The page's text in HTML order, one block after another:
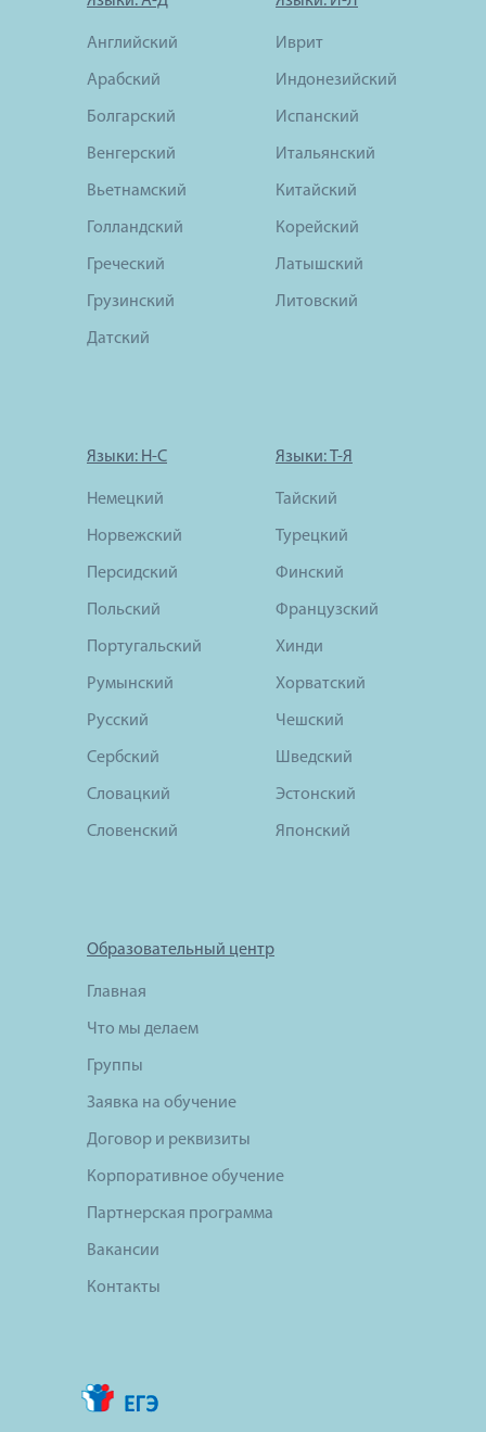
Английский
Арабский
Болгарский
Венгерский
Вьетнамский
Голландский
Греческий
Грузинский
Датский
Иврит
Индонезийский
Испанский
Итальянский
Китайский
Корейский
Латышский
Литовский
Языки: Н-С
Немецкий
Норвежский
Персидский
Польский
Португальский
Румынский
Русский
Сербский
Словацкий
Словенский
Языки: Т-Я
Тайский
Турецкий
Финский
Французский
Хинди
Хорватский
Чешский
Шведский
Эстонский
Японский
Образовательный центр
Главная
Что мы делаем
Группы
Заявка на обучение
Договор и реквизиты
Корпоративное обучение
Партнерская программа
Вакансии
Контакты